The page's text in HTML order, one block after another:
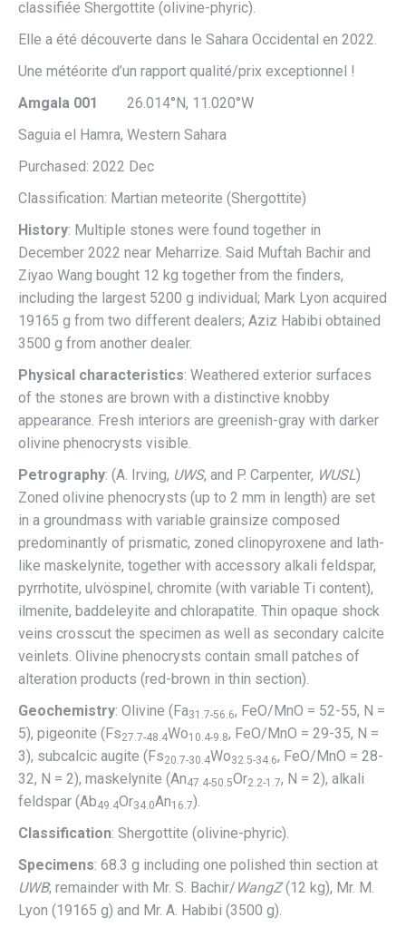
classifiée Shergottite (olivine-phyric).
Elle a été découverte dans le Sahara Occidental en 2022.
Une météorite d’un rapport qualité/prix exceptionnel !
Amgala 001
26.014°N, 11.020°W
Saguia el Hamra, Western Sahara
Purchased: 2022 Dec
Classification: Martian meteorite (Shergottite)
History: Multiple stones were found together in
December 2022 near Meharrize. Said Muftah Bachir and
Ziyao Wang bought 12 kg together from the finders,
including the largest 5200 g individual; Mark Lyon acquired
19165 g from two different dealers; Aziz Habibi obtained
3500 g from another dealer.
Physical characteristics: Weathered exterior surfaces
of the stones are brown with a distinctive knobby
appearance. Fresh interiors are greenish-gray with darker
olivine phenocrysts visible.
Petrography: (A. Irving, UWS, and P. Carpenter, WUSL)
Zoned olivine phenocrysts (up to 2 mm in length) are set
in a groundmass with variable grainsize composed
predominantly of prismatic, zoned clinopyroxene and lath-
like maskelynite, together with accessory alkali feldspar,
pyrrhotite, ulvöspinel, chromite (with variable Ti content),
ilmenite, baddeleyite and chlorapatite. Thin opaque shock
veins crosscut the specimen as well as secondary calcite
veinlets. Olivine phenocrysts contain small patches of
alteration products (red-brown in thin section).
Geochemistry: Olivine (Fa31.7-56.6, FeO/MnO = 52-55, N =
5), pigeonite (Fs27.7-48.4Wo10.4-9.8, FeO/MnO = 29-35, N =
3), subcalcic augite (Fs20.7-30.4Wo32.5-34.6, FeO/MnO = 28-
32, N = 2), maskelynite (An47.4-50.5Or2.2-1.7, N = 2), alkali
feldspar (Ab49.4Or34.0An16.7).
Classification: Shergottite (olivine-phyric).
Specimens: 68.3 g including one polished thin section at
UWB; remainder with Mr. S. Bachir/ WangZ(12 kg), Mr. M.
Lyon (19165 g) and Mr. A. Habibi (3500 g).